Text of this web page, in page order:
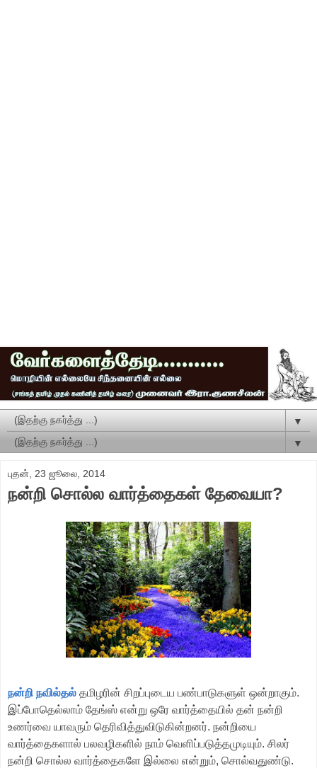
▼
▼
புதன், 23 ஜூலை, 2014
நன்றி சொல்ல வார்த்தைகள் தேவையா?
நன்றி நவில்தல் தமிழரின் சிறப்புடைய பண்பாடுகளுள் ஒன்றாகும்.
இப்போதெல்லாம் தேங்ஸ் என்று ஒரே வார்த்தையில் தன் நன்றி
உணர்வை யாவரும் தெரிவித்துவிடுகின்றனர். நன்றியை
வார்த்தைகளால் பலவழிகளில் நாம் வெளிப்படுத்தமுடியும். சிலர்
நன்றி சொல்ல வார்த்தைகளே இல்லை என்றும், சொல்வதுண்டு.